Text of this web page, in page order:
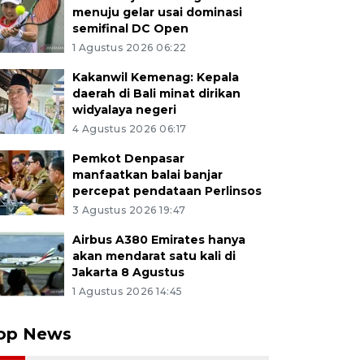
menuju gelar usai dominasi
semifinal DC Open
1 Agustus 2026 06:22
Kakanwil Kemenag: Kepala
daerah di Bali minat dirikan
widyalaya negeri
4 Agustus 2026 06:17
Pemkot Denpasar
manfaatkan balai banjar
percepat pendataan Perlinsos
3 Agustus 2026 19:47
Airbus A380 Emirates hanya
akan mendarat satu kali di
Jakarta 8 Agustus
1 Agustus 2026 14:45
News